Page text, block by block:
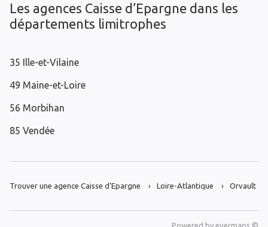
Les agences Caisse d’Epargne dans les
départements limitrophes
35 Ille-et-Vilaine
49 Maine-et-Loire
56 Morbihan
85 Vendée
Trouver une agence Caisse d’Epargne Loire-Atlantique Orvault